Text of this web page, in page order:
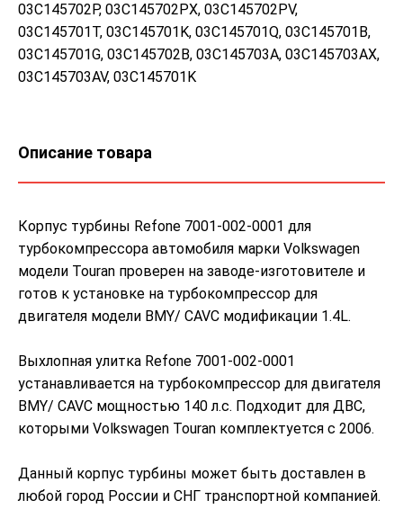
03C145702P, 03C145702PX, 03C145702PV,
03C145701T, 03C145701K, 03C145701Q, 03C145701B,
03C145701G, 03C145702B, 03C145703A, 03C145703AX,
03C145703AV, 03C145701K
Описание товара
Корпус турбины Refone 7001-002-0001 для
турбокомпрессора автомобиля марки Volkswagen
модели Touran проверен на заводе-изготовителе и
готов к установке на турбокомпрессор для
двигателя модели BMY/ CAVC модификации 1.4L.
Выхлопная улитка Refone 7001-002-0001
устанавливается на турбокомпрессор для двигателя
BMY/ CAVC мощностью 140 л.с. Подходит для ДВС,
которыми Volkswagen Touran комплектуется с 2006.
Данный корпус турбины может быть доставлен в
любой город России и СНГ транспортной компанией.